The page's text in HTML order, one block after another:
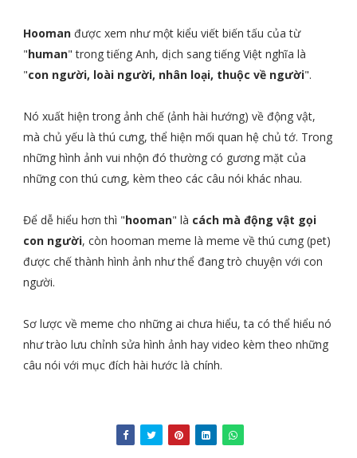
Hoomanđược xem như một kiểu viết biến tấu của từ
"human" trong tiếng Anh, dịch sang tiếng Việt nghĩa là
"con người, loài người, nhân loại, thuộc về người".
Nó xuất hiện trong ảnh chế (ảnh hài hướng) về động vật,
mà chủ yếu là thú cưng, thể hiện mối quan hệ chủ tớ. Trong
những hình ảnh vui nhộn đó thường có gương mặt của
những con thú cưng, kèm theo các câu nói khác nhau.
Để dễ hiểu hơn thì "hooman" là cách mà động vật gọi
con người, còn hooman meme là meme về thú cưng (pet)
được chế thành hình ảnh như thể đang trò chuyện với con
người.
Sơ lược về meme cho những ai chưa hiểu, ta có thể hiểu nó
như trào lưu chỉnh sửa hình ảnh hay video kèm theo những
câu nói với mục đích hài hước là chính.